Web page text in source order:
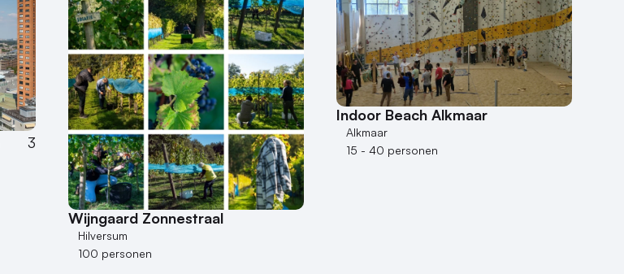
3
Wijngaard Zonnestraal
Hilversum
100 personen
Indoor Beach Alkmaar
Alkmaar
15 - 40 personen